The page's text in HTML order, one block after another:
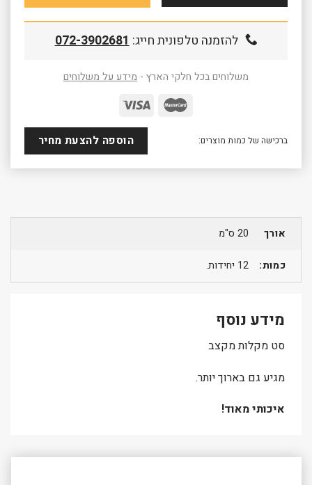
להזמנה טלפונית חייג:072-3902681
משלוחים בכל חלקי הארץ - מידע על משלוחים
ברכישה של כמות מוצרים: הוספה להצעת מחיר
אורך 20 ס"מ
כמות: 12 יחידות.
מידע נוסף
סט מקלות מקצב
מגיע גם בארוך יותר.
איכותי מאוד!